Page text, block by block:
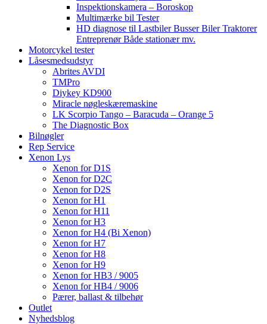
Inspektionskamera – Boroskop
Multimærke bil Tester
HD diagnose til Lastbiler Busser Biler Traktorer
Entreprenør Både stationær mv.
Motorcykel tester
Låsesmedsudstyr
Abrites AVDI
TMPro
Diykey KD900
Miracle nøgleskæremaskine
LK Scorpio Tango – Baracuda – Orange 5
The Diagnostic Box
Bilnøgler
Rep Service
Xenon Lys
Xenon for D1S
Xenon for D2C
Xenon for D2S
Xenon for H1
Xenon for H11
Xenon for H3
Xenon for H4 (Bi Xenon)
Xenon for H7
Xenon for H8
Xenon for H9
Xenon for HB3 / 9005
Xenon for HB4 / 9006
Pærer, ballast & tilbehør
Outlet
Nyhedsblog